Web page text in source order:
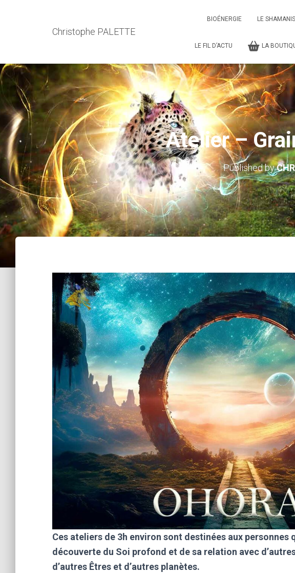
Christophe PALETTE
BIOÉNERGIE LE
LE FIL D’ACTU LA
Atelier –
Published by
Ces ateliers de 3h environ sont destinées aux personnes
découverte du Soi profond et de sa relation avec
d’autres Êtres et d’autres planètes.